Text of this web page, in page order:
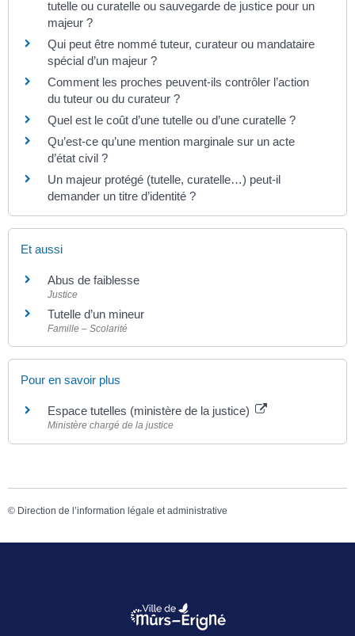
tutelle ou curatelle ou sauvegarde de justice pour un
majeur ?
Qui peut être nommé tuteur, curateur ou mandataire
spécial d’un majeur ?
Comment les proches peuvent-ils contrôler l’action
du tuteur ou du curateur ?
Quel est le coût d’une tutelle ou d’une curatelle ?
Qu’est-ce qu’une mention marginale sur un acte
d’état civil ?
Un majeur protégé (tutelle, curatelle…) peut-il
demander un titre d’identité ?
Et aussi
Abus de faiblesse
Justice
Tutelle d’un mineur
Famille – Scolarité
Pour en savoir plus
Espace tutelles (ministère de la justice)
Ministère chargé de la justice
© Direction de l’information légale et administrative